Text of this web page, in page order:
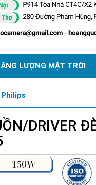
LƯỢNG MẶT TRỜI
DRIVER